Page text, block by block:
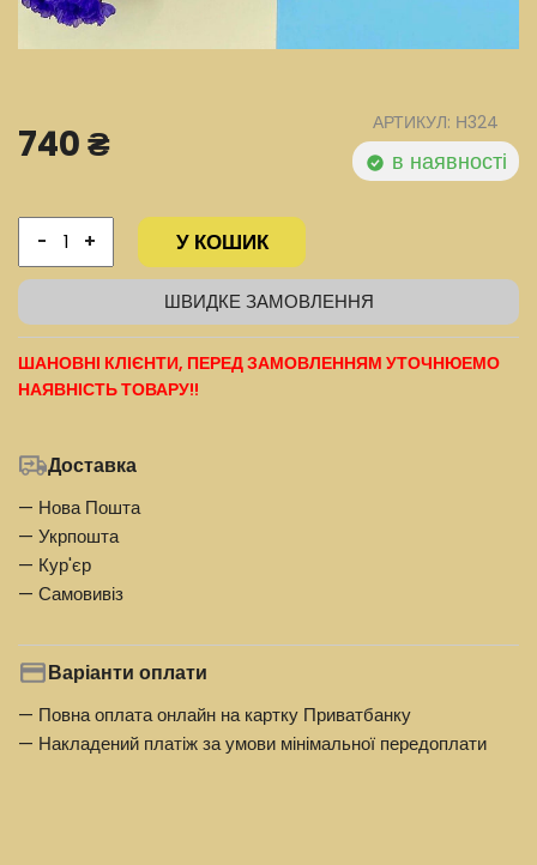
740 ₴ АРТИКУЛ: Н324
в наявності
- + У КОШИК
ШВИДКЕ ЗАМОВЛЕННЯ
ШАНОВНІ КЛІЄНТИ, ПЕРЕД ЗАМОВЛЕННЯМ УТОЧНЮЕМО
НАЯВНІСТЬ ТОВАРУ!!
Доставка
— Нова Пошта
— Укрпошта
— Кур'єр
— Самовивіз
Варіанти оплати
— Повна оплата онлайн на картку Приватбанку
— Накладений платіж за умови мінімальної передоплати